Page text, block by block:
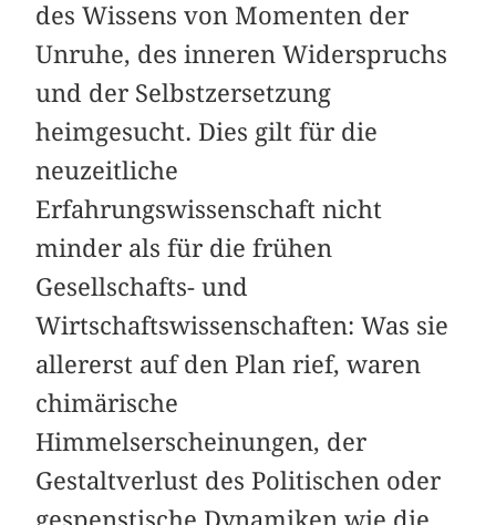
des Wissens von Momenten der
Unruhe, des inneren Widerspruchs
und der Selbstzersetzung
heimgesucht. Dies gilt für die
neuzeitliche
Erfahrungswissenschaft nicht
minder als für die frühen
Gesellschafts- und
Wirtschaftswissenschaften: Was sie
allererst auf den Plan rief, waren
chimärische
Himmelserscheinungen, der
Gestaltverlust des Politischen oder